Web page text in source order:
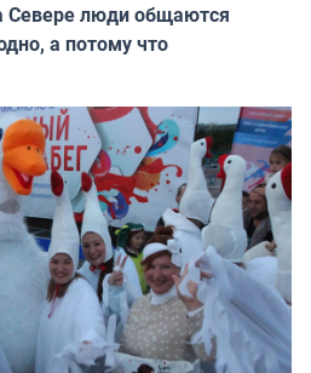
Севере люди общаются
а потому что